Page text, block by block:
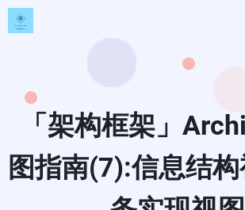
跳
转
「架构框架」
图指南(7):信息结